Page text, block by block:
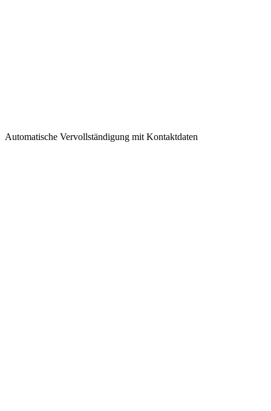
Automatische Vervollständigung mit Kontaktdaten